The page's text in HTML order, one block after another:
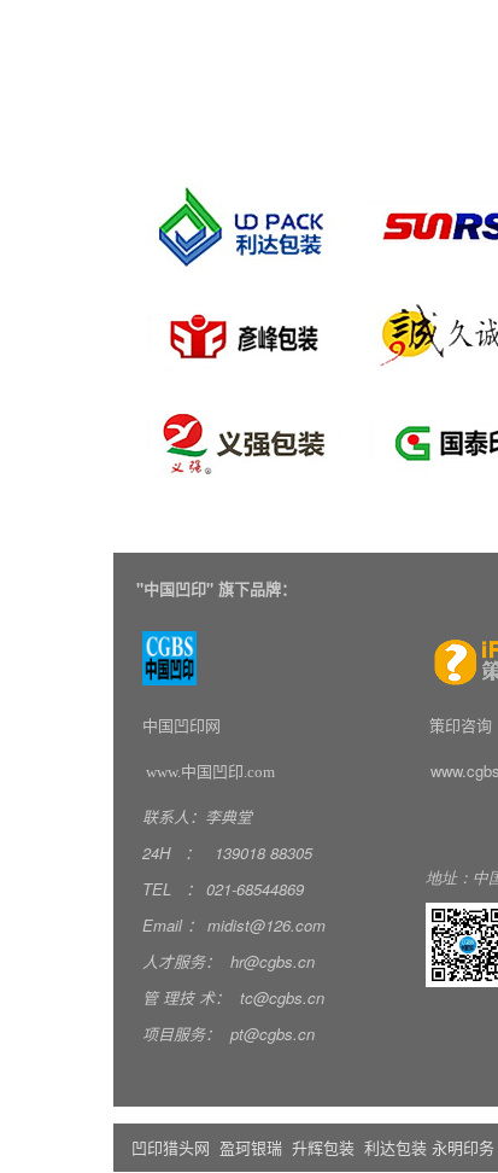
"中国凹印" 旗下品牌：
中国凹印网 策印咨询
www.中国凹印.com
联系人：李典堂
24H
： 139018 88305
TEL
： 021-68544869
Email ： midist@126.com
人才服务：
hr@cgbs.cn
管 理技 术：
tc@cgbs.cn
项目服务：
pt@cgbs.cn
地址：中
凹印猎头网 盈珂银瑞 升辉包装 利达包装 永明印务